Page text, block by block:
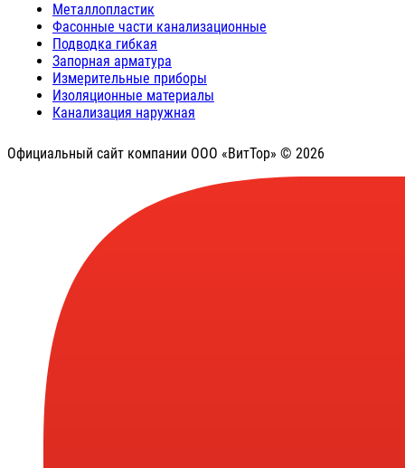
Металлопластик
Фасонные части канализационные
Подводка гибкая
Запорная арматура
Измерительные приборы
Изоляционные материалы
Канализация наружная
Официальный сайт компании ООО «ВитТор» © 2026